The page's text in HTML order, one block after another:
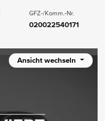
GFZ-/Komm.-Nr.
020022540171
Ansicht wechseln